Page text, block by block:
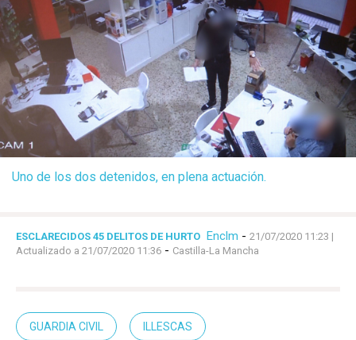
Uno de los dos detenidos, en plena actuación.
ESCLARECIDOS 45 DELITOS DE HURTO Enclm - 21/07/2020 11:23 |
Actualizado a 21/07/2020 11:36 - Castilla-La Mancha
GUARDIA CIVIL ILLESCAS